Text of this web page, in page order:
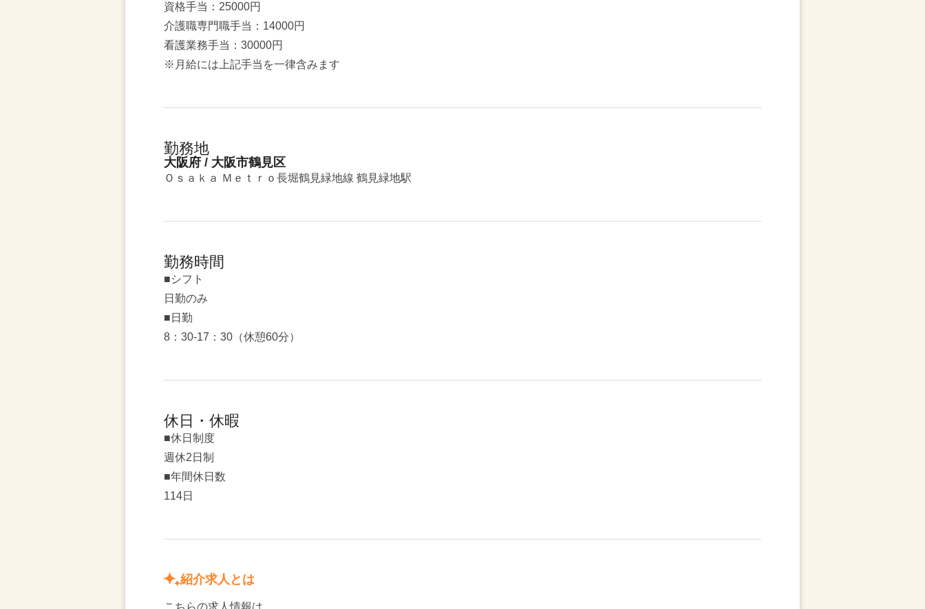
資格手当：25000円
介護職専門職手当：14000円
看護業務手当：30000円
※月給には上記手当を一律含みます
勤務地
大阪府 / 大阪市鶴見区
Ｏｓａｋａ Ｍｅｔｒｏ長堀鶴見緑地線 鶴見緑地駅
勤務時間
■シフト
日勤のみ
■日勤
8：30-17：30（休憩60分）
休日・休暇
■休日制度
週休2日制
■年間休日数
114日
紹介求人とは
こちらの求人情報は